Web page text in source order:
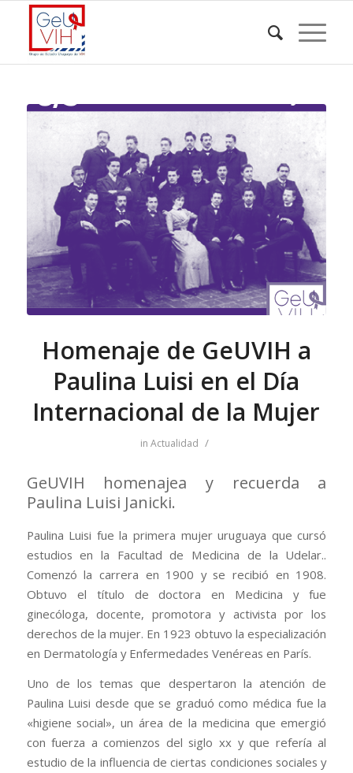
Homenaje de GeUVIH a
Paulina Luisi en el Día
Internacional de la Mujer
in Actualidad /
GeUVIH homenajea y recuerda a
Paulina Luisi Janicki.
Paulina Luisi fue la primera mujer uruguaya que cursó
estudios en la Facultad de Medicina de la Udelar..
Comenzó la carrera en 1900 y se recibió en 1908.
Obtuvo el título de doctora en Medicina y fue
ginecóloga, docente, promotora y activista por los
derechos de la mujer. En 1923 obtuvo la especialización
en Dermatología y Enfermedades Venéreas en París.​
Uno de los temas que despertaron la atención de
Paulina Luisi desde que se graduó como médica fue la
«higiene social», un área de la medicina que emergió
con fuerza a comienzos del siglo xx y que refería al
estudio de la influencia de ciertas condiciones sociales y